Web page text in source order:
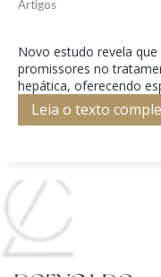
Artigos
Novo estudo revela
promissores no
hepática, oferecendo
Leia o texto